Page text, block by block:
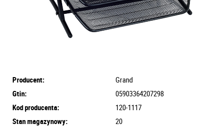
Producent:
Grand
Gtin:
05903364207298
Kod producenta:
120-1117
Stan magazynowy:
20